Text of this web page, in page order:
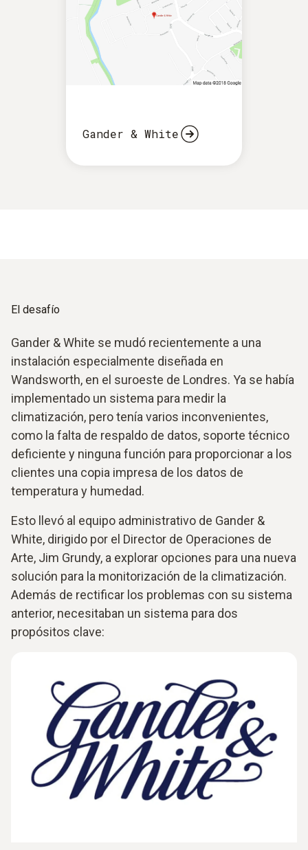
Gander & White
El desafío
Gander & White se mudó recientemente a una
instalación especialmente diseñada en
Wandsworth, en el suroeste de Londres. Ya se había
implementado un sistema para medir la
climatización, pero tenía varios inconvenientes,
como la falta de respaldo de datos, soporte técnico
deficiente y ninguna función para proporcionar a los
clientes una copia impresa de los datos de
temperatura y humedad.
Esto llevó al equipo administrativo de Gander &
White, dirigido por el Director de Operaciones de
Arte, Jim Grundy, a explorar opciones para una nueva
solución para la monitorización de la climatización.
Además de rectificar los problemas con su sistema
anterior, necesitaban un sistema para dos
propósitos clave: